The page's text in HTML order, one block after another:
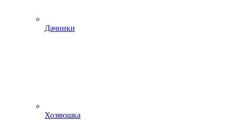
Дачники
Хозяюшка